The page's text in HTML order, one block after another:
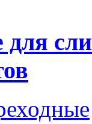
для